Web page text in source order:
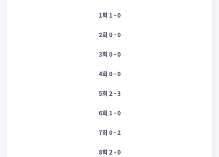
1회 1 - 0
2회 0 - 0
3회 0 - 0
4회 0 - 0
5회 2 - 3
6회 1 - 0
7회 0 - 2
8회 2 - 0